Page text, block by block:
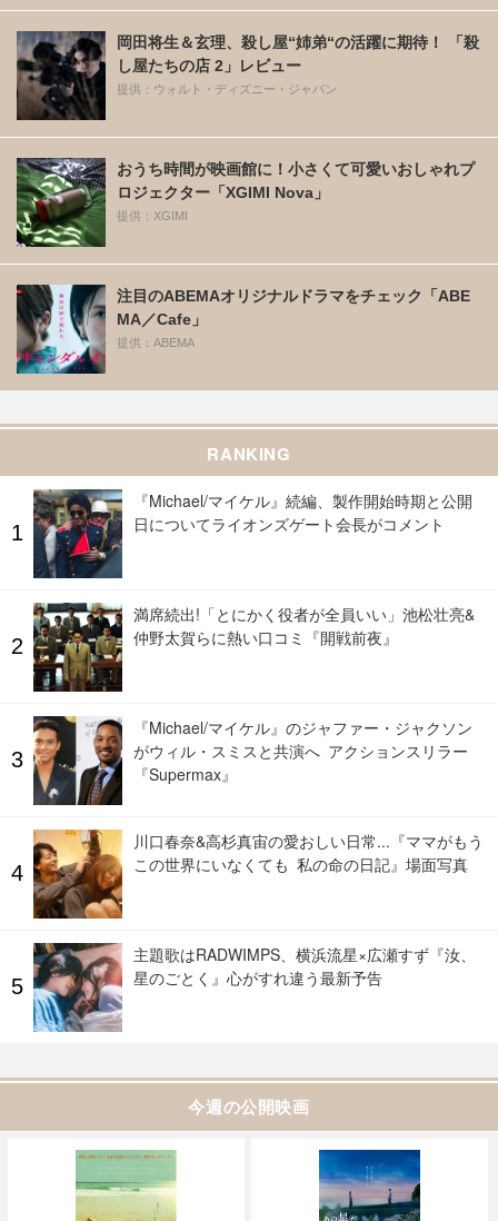
岡田将生＆玄理、殺し屋“姉弟“の活躍に期待！ 「殺
し屋たちの店 2」レビュー
提供：ウォルト・ディズニー・ジャパン
おうち時間が映画館に！小さくて可愛いおしゃれプ
ロジェクター「XGIMI Nova」
提供：XGIMI
注目のABEMAオリジナルドラマをチェック「ABE
MA／Cafe」
提供：ABEMA
RANKING
『Michael/マイケル』続編、製作開始時期と公開
日についてライオンズゲート会長がコメント
満席続出!「とにかく役者が全員いい」池松壮亮&
仲野太賀らに熱い口コミ『開戦前夜』
『Michael/マイケル』のジャファー・ジャクソン
がウィル・スミスと共演へ アクションスリラー
『Supermax』
川口春奈&高杉真宙の愛おしい日常...『ママがもう
この世界にいなくても 私の命の日記』場面写真
主題歌はRADWIMPS、横浜流星×広瀬すず『汝、
星のごとく』心がすれ違う最新予告
今週の公開映画